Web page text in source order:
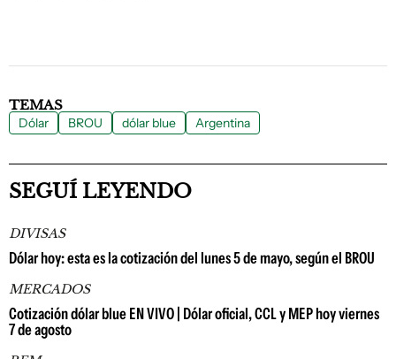
TEMAS
Dólar BROU dólar blue Argentina
SEGUÍ LEYENDO
DIVISAS
Dólar hoy: esta es la cotización del lunes 5 de mayo, según el BROU
MERCADOS
Cotización dólar blue EN VIVO | Dólar oficial, CCL y MEP hoy viernes
7 de agosto